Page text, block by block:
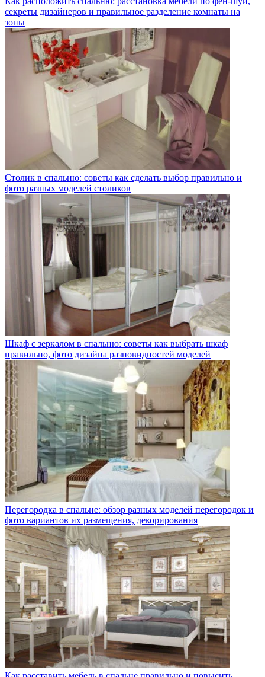
секреты дизайнеров и правильное разделение комнаты на
зоны
Столик в спальню: советы как сделать выбор правильно и
фото разных моделей столиков
Шкаф с зеркалом в спальню: советы как выбрать шкаф
правильно, фото дизайна разновидностей моделей
Перегородка в спальне: обзор разных моделей перегородок и
фото вариантов их размещения, декорирования